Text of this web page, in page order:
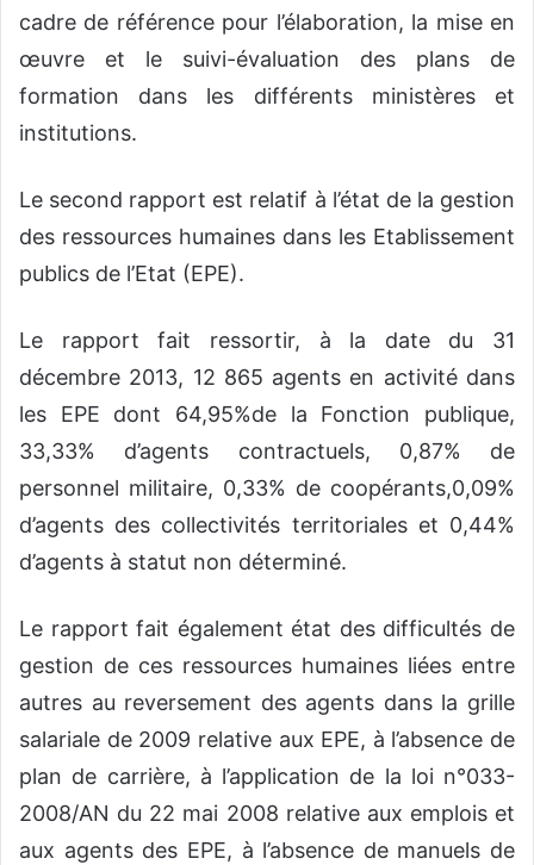
cadre de référence pour l’élaboration, la mise en
œuvre et le suivi-évaluation des plans de
formation dans les différents ministères et
institutions.
Le second rapport est relatif à l’état de la gestion
des ressources humaines dans les Etablissement
publics de l’Etat (EPE).
Le rapport fait ressortir, à la date du 31
décembre 2013, 12 865 agents en activité dans
les EPE dont 64,95%de la Fonction publique,
33,33% d’agents contractuels, 0,87% de
personnel militaire, 0,33% de coopérants,0,09%
d’agents des collectivités territoriales et 0,44%
d’agents à statut non déterminé.
Le rapport fait également état des difficultés de
gestion de ces ressources humaines liées entre
autres au reversement des agents dans la grille
salariale de 2009 relative aux EPE, à l’absence de
plan de carrière, à l’application de la loi n°033-
2008/AN du 22 mai 2008 relative aux emplois et
aux agents des EPE, à l’absence de manuels de